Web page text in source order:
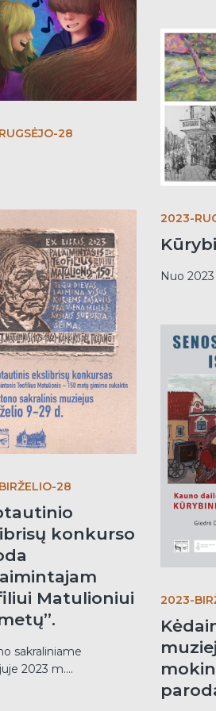
28
2023-
Nuo 2023
28
konkurso
Matulioniui
sakraliniame
2023 m....
2023-